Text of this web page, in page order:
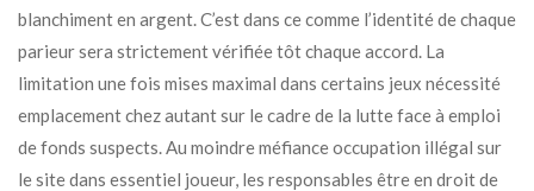
blanchiment en argent. C’est dans ce comme l’identité de chaque
parieur sera strictement vérifiée tôt chaque accord. La
limitation une fois mises maximal dans certains jeux nécessité
emplacement chez autant sur le cadre de la lutte face à emploi
de fonds suspects. Au moindre méfiance occupation illégal sur
le site dans essentiel joueur, les responsables être en droit de